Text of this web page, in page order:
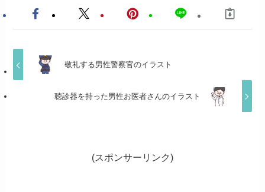
敬礼する男性警察官のイラスト
聴診器を持った男性お医者さんのイラスト
(スポンサーリンク)